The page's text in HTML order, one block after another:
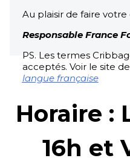
Au plaisir de faire votre
Responsable France
PS. Les termes
acceptés. Voir le site de
langue française
Horaire :
16h et